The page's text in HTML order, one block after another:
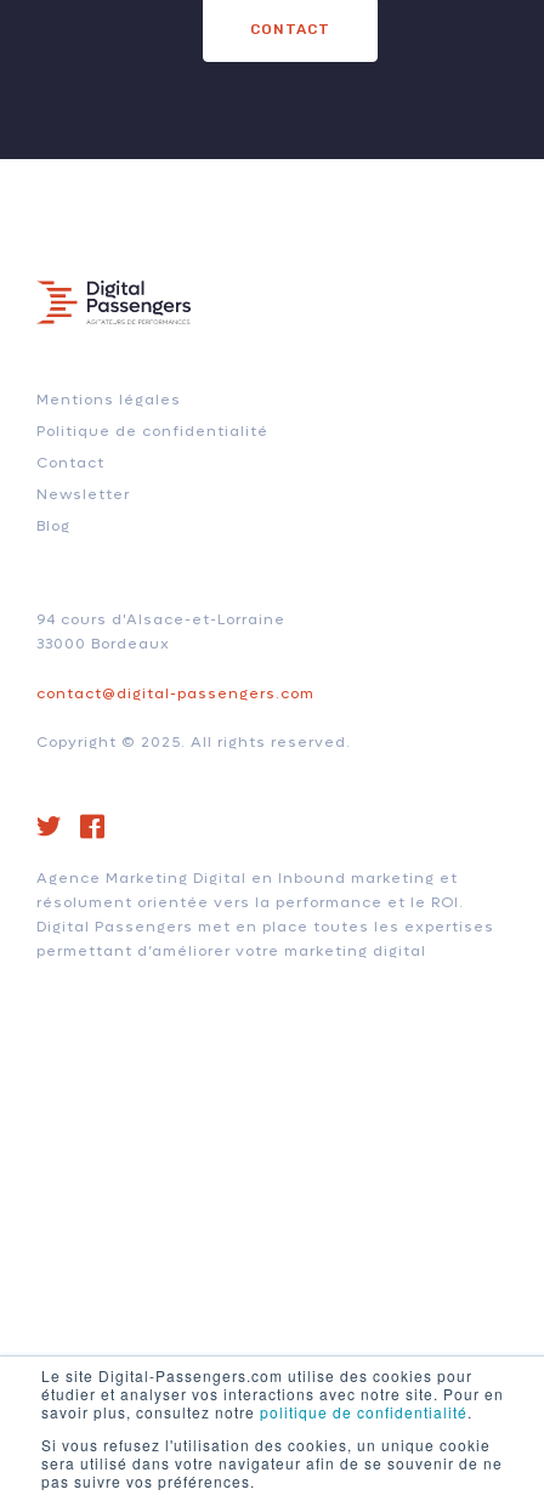
Le site Digital-Passengers.com utilise des cookies pour
étudier et analyser vos interactions avec notre site. Pour en
savoir plus, consultez notre politique de confidentialité.
Si vous refusez l'utilisation des cookies, un unique cookie
sera utilisé dans votre navigateur afin de se souvenir de ne
pas suivre vos préférences.
CONTACT
Mentions légales
Politique de confidentialité
Contact
Newsletter
Blog
94 cours d'Alsace-et-Lorraine
33000 Bordeaux
contact@digital-passengers.com
Copyright © 2025. All rights reserved.
Agence Marketing Digital en Inbound marketing et
résolument orientée vers la performance et le ROI.
Digital Passengers met en place toutes les expertises
permettant d’améliorer votre marketing digital